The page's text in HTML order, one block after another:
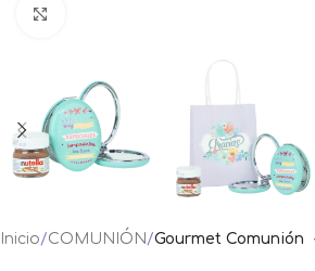
Inicio COMUNIÓN Gourmet Comunión